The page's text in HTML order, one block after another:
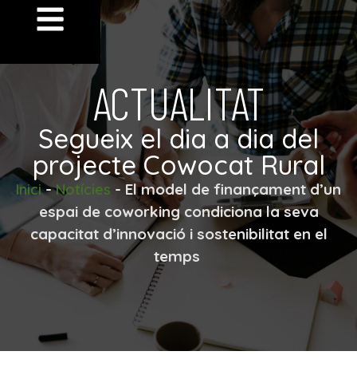
ACTUALITAT
Segueix el dia a dia del
projecte Cowocat Rural
Inici-Notícies - El model de finançament d’un
espai de coworking condiciona la seva
capacitat d’innovació i sostenibilitat en el
temps